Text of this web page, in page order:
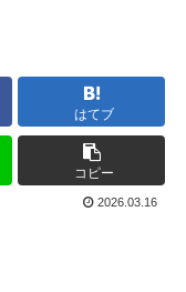
はてブ
コピー
2026.03.16